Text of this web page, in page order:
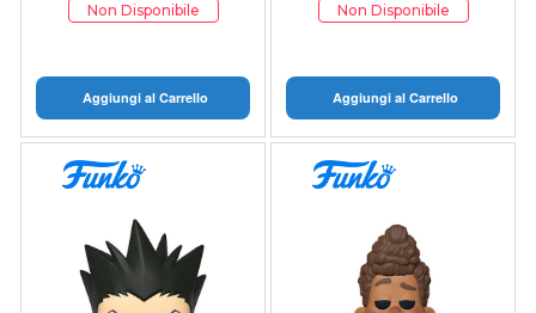
Non Disponibile
Aggiungi al Carrello
Non Disponibile
Aggiungi al Carrello